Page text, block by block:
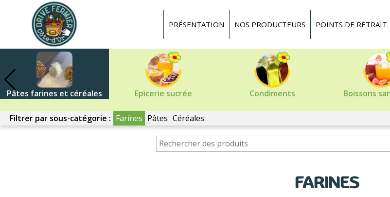
PRÉSENTATION NOS PRODUCTEURS POINTS DE RETRAIT
Pâtes farines et céréales Epicerie sucrée Condiments Boissons
Filtrer par sous-catégorie : Farines Pâtes Céréales
FARINES